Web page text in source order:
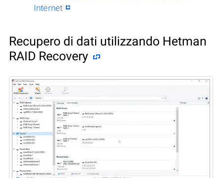
Internet
Recupero di dati utilizzando Hetman
RAID Recovery